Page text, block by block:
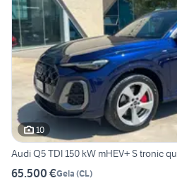
10
Audi Q5 TDI 150 kW mHEV+ S tronic
65.500 €Gela (CL)